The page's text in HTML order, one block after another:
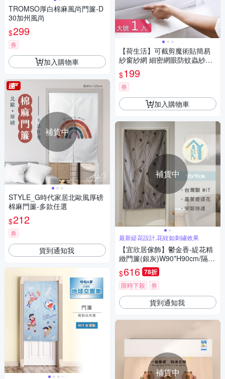
TROMSO厚白棉麻風尚門簾-D
30加州風尚
$299
券
加入購物車
補貨中
STYLE_G時代家居北歐風厚磅
棉麻門簾-多款任選
$212
券
貨到通知我
【荷生活】可截剪魔術貼簡易
紗窗紗網 細密網眼防蚊蟲紗窗
貼-大號1入組
$199
券
加入購物車
補貨中
最新緹花設計,花紋如刺繡效果
【宜欣居傢飾】鬱金香-緹花精
緻門簾(銀灰)W90*H90cm/隔間
簾/風水簾/掛簾/玄關簾/台灣製
MIT
$616 78折
限時下殺 券
貨到通知我
補貨中